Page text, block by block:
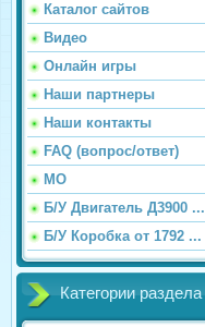
Каталог сайтов
Видео
Онлайн игры
Наши партнеры
Наши контакты
FAQ (вопрос/ответ)
МО
Б/У Двигатель Д3900 ...
Б/У Коробка от 1792 ...
Категории раздела